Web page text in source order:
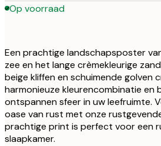
Op voorraad
Een prachtige landschapsposter
zee en het lange crèmekleurige
beige kliffen en schuimende golven
harmonieuze kleurencombinatie en
ontspannen sfeer in uw leefruimte.
oase van rust met onze
prachtige print is perfect voor een
slaapkamer.